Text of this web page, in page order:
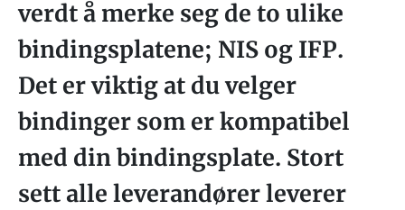
verdt å merke seg de to ulike
bindingsplatene; NIS og IFP.
Det er viktig at du velger
bindinger som er kompatibel
med din bindingsplate. Stort
sett alle leverandører leverer